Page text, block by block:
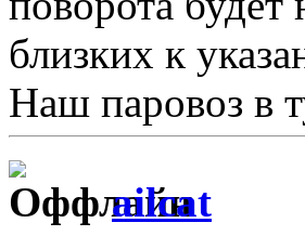
близких к
Наш паровоз в
ailcat